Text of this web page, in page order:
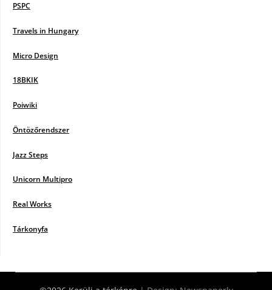
PSPC
Travels in Hungary
Micro Design
18BKIK
Poiwiki
Öntözőrendszer
Jazz Steps
Unicorn Multipro
Real Works
Tárkonyfa